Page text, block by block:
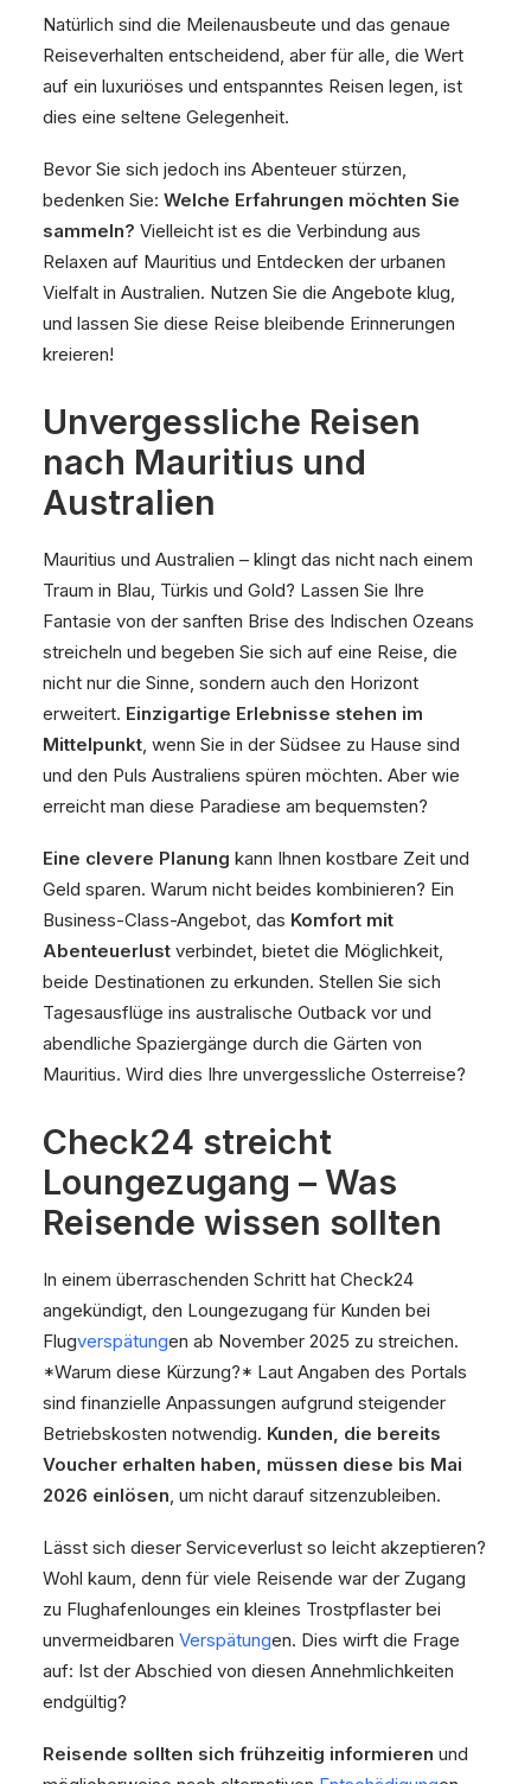
Natürlich sind die Meilenausbeute und das genaue
Reiseverhalten entscheidend, aber für alle, die Wert
auf ein luxuriöses und entspanntes Reisen legen, ist
dies eine seltene Gelegenheit.
Bevor Sie sich jedoch ins Abenteuer stürzen,
bedenken Sie: Welche Erfahrungen möchten Sie
sammeln? Vielleicht ist es die Verbindung aus
Relaxen auf Mauritius und Entdecken der urbanen
Vielfalt in Australien. Nutzen Sie die Angebote klug,
und lassen Sie diese Reise bleibende Erinnerungen
kreieren!
Unvergessliche Reisen
nach Mauritius und
Australien
Mauritius und Australien – klingt das nicht nach einem
Traum in Blau, Türkis und Gold? Lassen Sie Ihre
Fantasie von der sanften Brise des Indischen Ozeans
streicheln und begeben Sie sich auf eine Reise, die
nicht nur die Sinne, sondern auch den Horizont
erweitert. Einzigartige Erlebnisse stehen im
Mittelpunkt, wenn Sie in der Südsee zu Hause sind
und den Puls Australiens spüren möchten. Aber wie
erreicht man diese Paradiese am bequemsten?
Eine clevere Planung kann Ihnen kostbare Zeit und
Geld sparen. Warum nicht beides kombinieren? Ein
Business-Class-Angebot, das Komfort mit
Abenteuerlust verbindet, bietet die Möglichkeit,
beide Destinationen zu erkunden. Stellen Sie sich
Tagesausflüge ins australische Outback vor und
abendliche Spaziergänge durch die Gärten von
Mauritius. Wird dies Ihre unvergessliche Osterreise?
Check24 streicht
Loungezugang – Was
Reisende wissen sollten
In einem überraschenden Schritt hat Check24
angekündigt, den Loungezugang für Kunden bei
Flugverspätungen ab November 2025 zu streichen.
*Warum diese Kürzung?* Laut Angaben des Portals
sind finanzielle Anpassungen aufgrund steigender
Betriebskosten notwendig. Kunden, die bereits
Voucher erhalten haben, müssen diese bis Mai
2026 einlösen, um nicht darauf sitzenzubleiben.
Lässt sich dieser Serviceverlust so leicht akzeptieren?
Wohl kaum, denn für viele Reisende war der Zugang
zu Flughafenlounges ein kleines Trostpflaster bei
unvermeidbaren Verspätungen. Dies wirft die Frage
auf: Ist der Abschied von diesen Annehmlichkeiten
endgültig?
Reisende sollten sich frühzeitig informieren und